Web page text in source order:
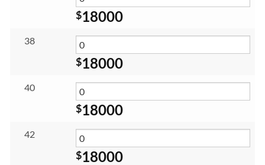
$18000
38
$18000
40
$18000
42
$18000